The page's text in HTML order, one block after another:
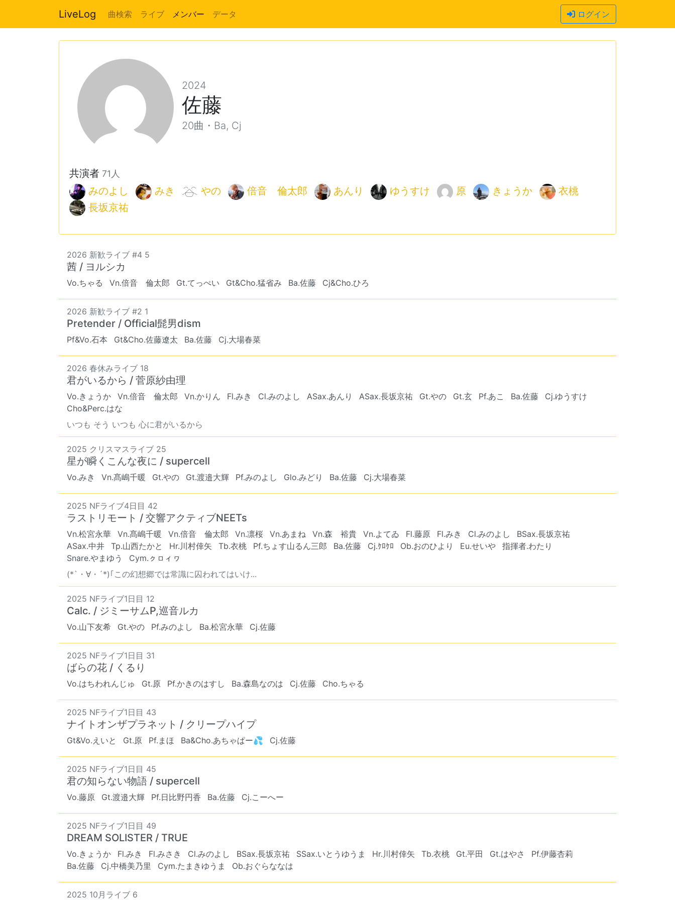
LiveLog 曲検索 ライブ メンバー データ ログイン
2024
佐藤
20曲・Ba, Cj
共演者 71人
みのよし みき やの 倍音 倫太郎 あんり ゆうすけ 原 きょうか
衣桃
長坂京祐
2026 新歓ライブ #4 5
茜 / ヨルシカ
Vo.ちゃる Vn.倍音 倫太郎 Gt.てっぺい Gt&Cho.猛省み Ba.佐藤 Cj&Cho.ひろ
2026 新歓ライブ #2 1
Pretender / Official髭男dism
Pf&Vo.石本 Gt&Cho.佐藤遼太 Ba.佐藤 Cj.大場春菜
2026 春休みライブ 18
君がいるから / 菅原紗由理
Vo.きょうか Vn.倍音 倫太郎 Vn.かりん Fl.みき Cl.みのよし ASax.あんり ASax.長坂京祐 Gt.やの Gt.玄 Pf.あこ Ba.佐藤
Cj.ゆうすけ
Cho&Perc.はな
いつも そう いつも 心に君がいるから
2025 クリスマスライブ 25
星が瞬くこんな夜に / supercell
Vo.みき Vn.髙嶋千暖 Gt.やの Gt.渡邉大輝 Pf.みのよし Glo.みどり Ba.佐藤 Cj.大場春菜
2025 NFライブ4日目 42
ラストリモート / 交響アクティブNEETs
Vn.松宮永華 Vn.髙嶋千暖 Vn.倍音 倫太郎 Vn.凛桜 Vn.あまね Vn.森 裕貴 Vn.よてゐ Fl.藤原 Fl.みき Cl.みのよし
BSax.長坂京祐
ASax.中井
Tp.山西たかと Hr.川村倖矢 Tb.衣桃 Pf.ちょす山るん三郎 Ba.佐藤 Cj.ｹﾛｹﾛ Ob.おのひより Eu.せいや
指揮者.わたり
Snare.やまゆう
Cym.ㇰㇿィヮ
(*`・∀・´*)｢この幻想郷では常識に囚われてはいけ...
2025 NFライブ1日目 12
Calc. / ジミーサムP,巡音ルカ
Vo.山下友希 Gt.やの Pf.みのよし Ba.松宮永華 Cj.佐藤
2025 NFライブ1日目 31
ばらの花 / くるり
Vo.はちわれんじゅ Gt.原 Pf.かきのはすし Ba.森島なのは Cj.佐藤 Cho.ちゃる
2025 NFライブ1日目 43
ナイトオンザプラネット / クリープハイプ
Gt&Vo.えいと Gt.原 Pf.まほ Ba&Cho.あちゃぱー💦 Cj.佐藤
2025 NFライブ1日目 45
君の知らない物語 / supercell
Vo.藤原 Gt.渡邉大輝 Pf.日比野円香 Ba.佐藤 Cj.こーへー
2025 NFライブ1日目 49
DREAM SOLISTER / TRUE
Vo.きょうか Fl.みき Fl.みさき Cl.みのよし BSax.長坂京祐 SSax.いとうゆうま Hr.川村倖矢 Tb.衣桃 Gt.平田 Gt.はやさ
Pf.伊藤杏莉
Ba.佐藤
Cj.中橋美乃里 Cym.たまきゆうま Ob.おぐらななは
2025 10月ライブ 6